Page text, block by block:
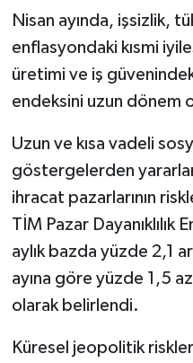
Nisan ayında, işsizlik,
enflasyondaki kısmi
üretimi ve iş
endeksini uzun dönem
Uzun ve kısa vadeli
göstergelerden
ihracat pazarlarının
TİM Pazar Dayanıklılık
aylık bazda yüzde 2,1
ayına göre yüzde 1,5
olarak belirlendi.
Küresel jeopolitik